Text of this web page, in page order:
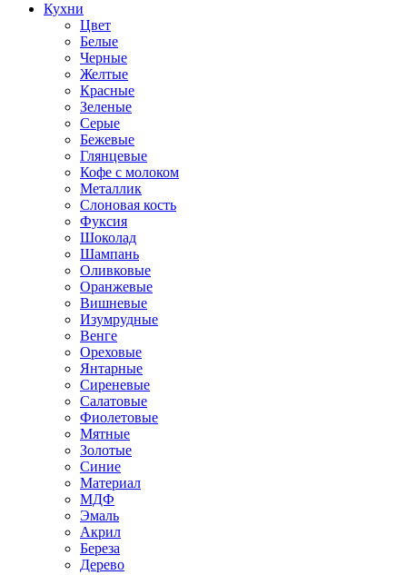
Кухни
Цвет
Белые
Черные
Желтые
Красные
Зеленые
Серые
Бежевые
Глянцевые
Кофе с молоком
Металлик
Слоновая кость
Фуксия
Шоколад
Шампань
Оливковые
Оранжевые
Вишневые
Изумрудные
Венге
Ореховые
Янтарные
Сиреневые
Салатовые
Фиолетовые
Мятные
Золотые
Синие
Материал
МДФ
Эмаль
Акрил
Береза
Дерево